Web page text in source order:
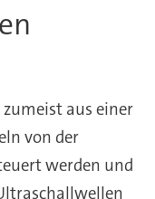
aus einer
von der
werden und